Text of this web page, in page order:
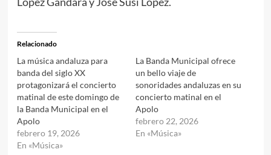
Relacionado
La música andaluza para
banda del siglo XX
protagonizará el concierto
matinal de este domingo de
la Banda Municipal en el
Apolo
febrero 19, 2026
En «Música»
La Banda Municipal ofrece
un bello viaje de
sonoridades andaluzas en su
concierto matinal en el
Apolo
febrero 22, 2026
En «Música»